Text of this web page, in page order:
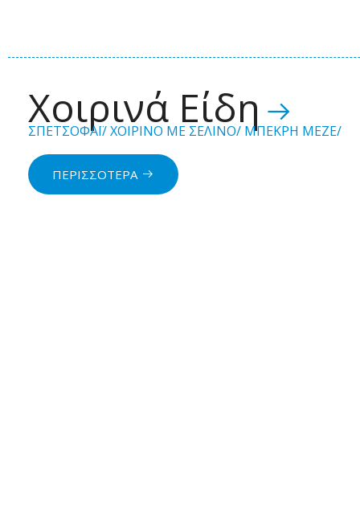
Χοιρινά Είδη
ΣΠΕΤΣΟΦΑΪ/ΧΟΙΡΙΝΟ ΜΕ ΣΕΛΙΝΟ/ ΜΠΕΚΡΗ ΜΕΖΕ/
ΠΕΡΙΣΣΟΤΕΡΑ